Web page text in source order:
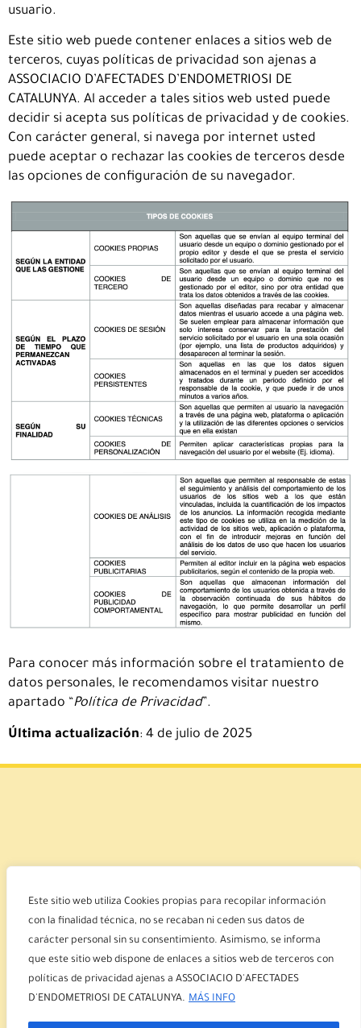
Este sitio web utiliza Cookies propias para recopilar información
con la finalidad técnica, no se recaban ni ceden sus datos de
carácter personal sin su consentimiento. Asimismo, se informa
que este sitio web dispone de enlaces a sitios web de terceros con
políticas de privacidad ajenas a ASSOCIACIO D'AFECTADES
D'ENDOMETRIOSI DE CATALUNYA. MÁS INFO
usuario.
Este sitio web puede contener enlaces a sitios web de
terceros, cuyas políticas de privacidad son ajenas a
ASSOCIACIO D’AFECTADES D’ENDOMETRIOSI DE
CATALUNYA. Al acceder a tales sitios web usted puede
decidir si acepta sus políticas de privacidad y de cookies.
Con carácter general, si navega por internet usted
puede aceptar o rechazar las cookies de terceros desde
las opciones de configuración de su navegador.
Para conocer más información sobre el tratamiento de
datos personales, le recomendamos visitar nuestro
apartado “Política de Privacidad”.
Última actualización: 4 de julio de 2025